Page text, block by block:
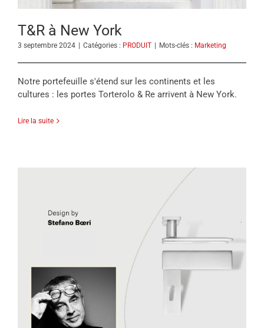
T&R à New York
3 septembre 2024 Catégories : PRODUIT Mots-clés : Marketing
Notre portefeuille s'étend sur les continents et les
cultures : les portes Torterolo & Re arrivent à New York.
Lire la suite